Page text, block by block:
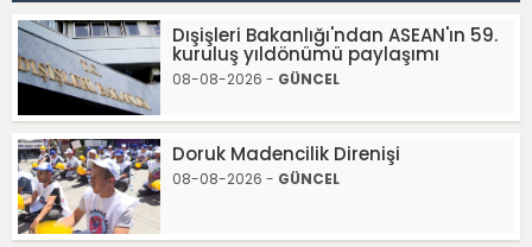
Dışişleri Bakanlığı'ndan ASEAN'ın 59.
kuruluş yıldönümü paylaşımı
08-08-2026 - GÜNCEL
Doruk Madencilik Direnişi
08-08-2026 - GÜNCEL